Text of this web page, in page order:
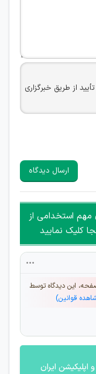
از طریق خبرگزاری
قصد مأیوس کردن
(مسئول و غیر مسئول)
چه به صورت دسته
ارسال دیدگاه
استخدامی از
کلیک نمایید
این دیدگاه توسط
قوانین)
اپلیکیشن ایران